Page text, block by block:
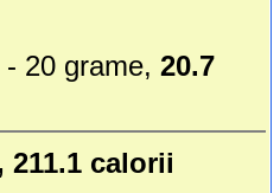
- 20 grame,20.7
211.1 calorii